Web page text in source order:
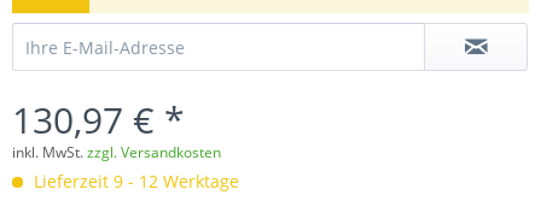
130,97 € *
inkl. MwSt.zzgl. Versandkosten
Lieferzeit 9 - 12 Werktage